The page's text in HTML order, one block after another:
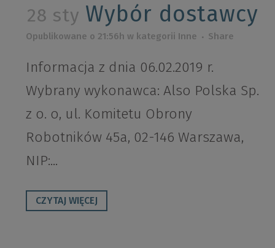
28 sty Wybór dostawcy
Opublikowane o 21:56h w kategorii Inne Share
Informacja z dnia 06.02.2019 r.
Wybrany wykonawca: Also Polska Sp.
z o. o, ul. Komitetu Obrony
Robotników 45a, 02-146 Warszawa,
NIP:...
CZYTAJ WIĘCEJ